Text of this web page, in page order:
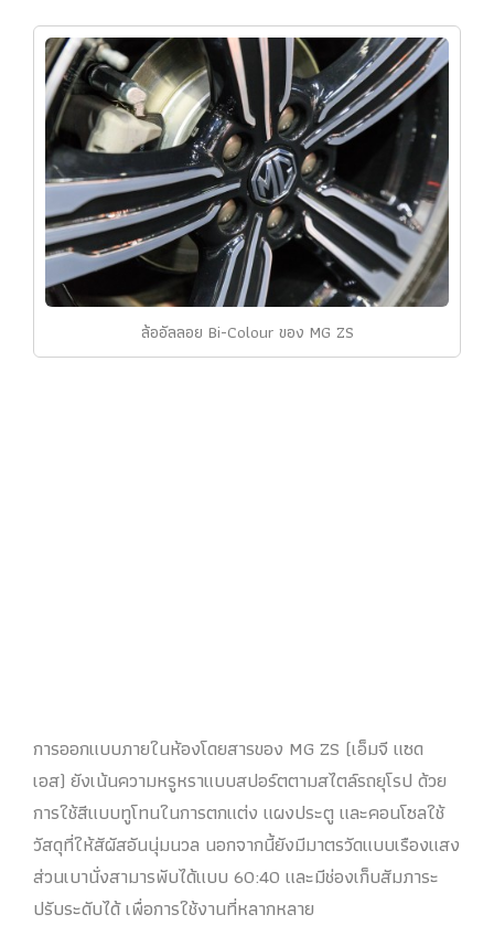
ล้ออัลลอย Bi-Colour ของ MG ZS
การออกแบบภายในห้องโดยสารของ MG ZS (เอ็มจี แซด
เอส) ยังเน้นความหรูหราแบบสปอร์ตตามสไตล์รถยุโรป ด้วย
การใช้สีแบบทูโทนในการตกแต่ง แผงประตู และคอนโซลใช้
วัสดุที่ให้สัผัสอันนุ่มนวล นอกจากนี้ยังมีมาตรวัดแบบเรืองแสง
ส่วนเบานั่งสามารพับได้แบบ 60:40 และมีช่องเก็บสัมภาระ
ปรับระดับได้ เพื่อการใช้งานที่หลากหลาย